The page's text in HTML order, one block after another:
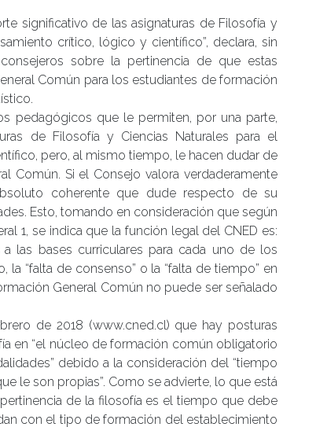
significativo de las asignaturas de Filosofía y
crítico, lógico y científico”, declara, sin
sobre la pertinencia de que estas
Común para los estudiantes de formación
pedagógicos que le permiten, por una parte,
de Filosofía y Ciencias Naturales para el
pero, al mismo tiempo, le hacen dudar de
Común. Si el Consejo valora verdaderamente
coherente que dude respecto de su
Esto, tomando en consideración que según
1, se indica que la función legal del CNED es:
las bases curriculares para cada uno de los
la “falta de consenso” o la “falta de tiempo” en
General Común no puede ser señalado
de 2018 (www.cned.cl) que hay posturas
en “el núcleo de formación común obligatorio
debido a la consideración del “tiempo
le son propias”. Como se advierte, lo que está
de la filosofía es el tiempo que debe
con el tipo de formación del establecimiento